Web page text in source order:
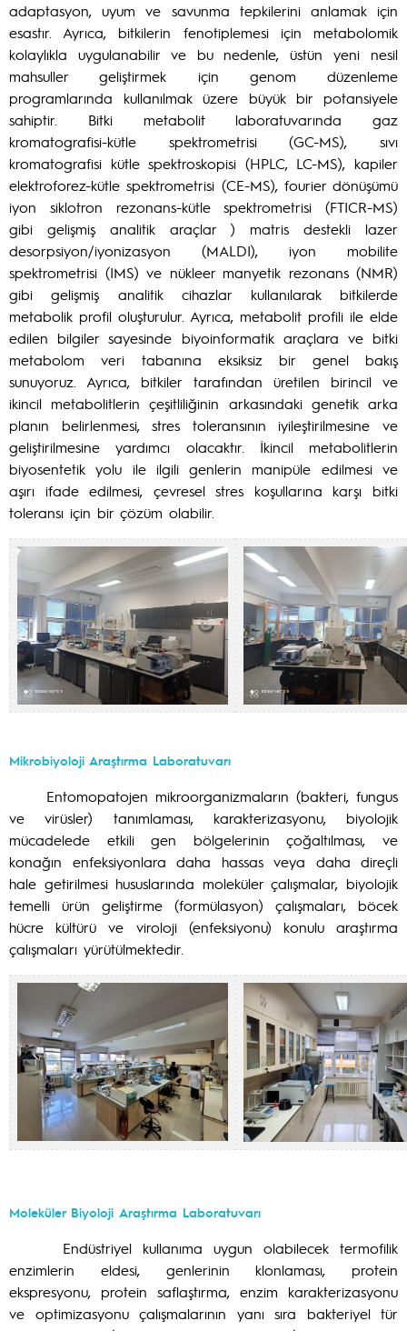
adaptasyon, uyum ve savunma tepkilerini anlamak için
esastır. Ayrıca, bitkilerin fenotiplemesi için metabolomik
kolaylıkla uygulanabilir ve bu nedenle, üstün yeni nesil
mahsuller geliştirmek için genom düzenleme
programlarında kullanılmak üzere büyük bir potansiyele
sahiptir. Bitki metabolit laboratuvarında gaz
kromatografisi-kütle spektrometrisi (GC-MS), sıvı
kromatografisi kütle spektroskopisi (HPLC, LC-MS), kapiler
elektroforez-kütle spektrometrisi (CE-MS), fourier dönüşümü
iyon siklotron rezonans-kütle spektrometrisi (FTICR-MS)
gibi gelişmiş analitik araçlar ) matris destekli lazer
desorpsiyon/iyonizasyon (MALDI), iyon mobilite
spektrometrisi (IMS) ve nükleer manyetik rezonans (NMR)
gibi gelişmiş analitik cihazlar kullanılarak bitkilerde
metabolik profil oluşturulur. Ayrıca, metabolit profili ile elde
edilen bilgiler sayesinde biyoinformatik araçlara ve bitki
metabolom veri tabanına eksiksiz bir genel bakış
sunuyoruz. Ayrıca, bitkiler tarafından üretilen birincil ve
ikincil metabolitlerin çeşitliliğinin arkasındaki genetik arka
planın belirlenmesi, stres toleransının iyileştirilmesine ve
geliştirilmesine yardımcı olacaktır. İkincil metabolitlerin
biyosentetik yolu ile ilgili genlerin manipüle edilmesi ve
aşırı ifade edilmesi, çevresel stres koşullarına karşı bitki
toleransı için bir çözüm olabilir.
Mikrobiyoloji Araştırma Laboratuvarı
Entomopatojen mikroorganizmaların (bakteri, fungus
ve virüsler) tanımlaması, karakterizasyonu, biyolojik
mücadelede etkili gen bölgelerinin çoğaltılması, ve
konağın enfeksiyonlara daha hassas veya daha direçli
hale getirilmesi hususlarında moleküler çalışmalar, biyolojik
temelli ürün geliştirme (formülasyon) çalışmaları, böcek
hücre kültürü ve viroloji (enfeksiyonu) konulu araştırma
çalışmaları yürütülmektedir.
Moleküler Biyoloji Araştırma Laboratuvarı
Endüstriyel kullanıma uygun olabilecek termofilik
enzimlerin eldesi, genlerinin klonlaması, protein
ekspresyonu, protein saflaştırma, enzim karakterizasyonu
ve optimizasyonu çalışmalarının yanı sıra bakteriyel tür